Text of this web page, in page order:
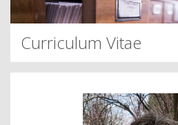
Curriculum Vitae